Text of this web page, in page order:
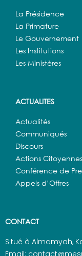
La Présidence
La Primature
Le Gouvernement
Les Institutions
Les Ministères
ACTUALITES
Actualités
Communiqués
Discours
Actions Citoyennes
Conférence de
Appels d’Offres
CONTACT
Situé à Almamyah,